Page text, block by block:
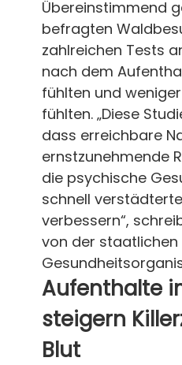
Übereinstimmend
befragten
zahlreichen Tests
nach dem
fühlten und
fühlten. „Diese
dass erreichbare
ernstzunehmende
die psychische
schnell
verbessern“,
von der staatlichen
Aufenthalte
steigern
Blut